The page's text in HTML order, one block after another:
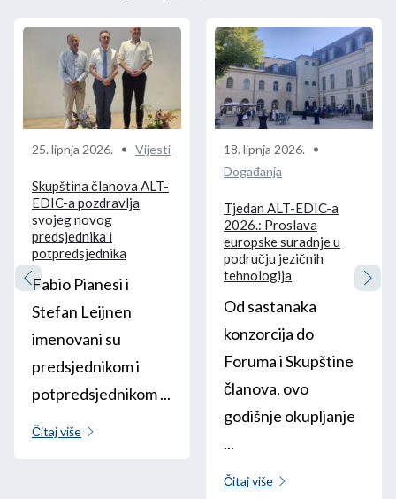
25. lipnja 2026. Vijesti
Skupština članova ALT-
EDIC-a pozdravlja
svojeg novog
predsjednika i
potpredsjednika
Fabio Pianesi i
Stefan Leijnen
imenovani su
predsjednikom i
potpredsjednikom ...
Čitaj više
18. lipnja 2026.
Događanja
Tjedan ALT-EDIC-a
2026.: Proslava
europske suradnje u
području jezičnih
tehnologija
Od sastanaka
konzorcija do
Foruma i Skupštine
članova, ovo
godišnje okupljanje
...
Čitaj više